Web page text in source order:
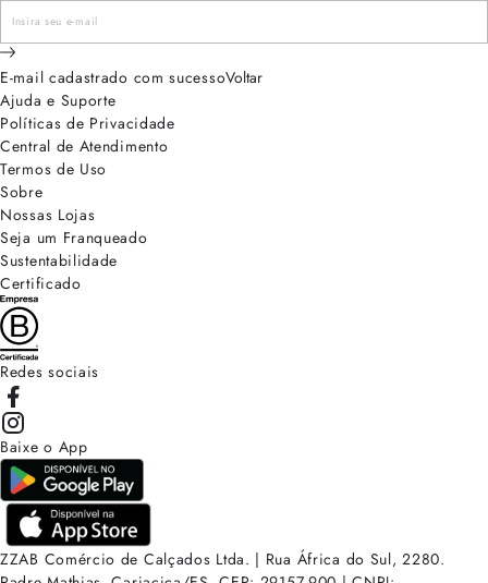
E-mail cadastrado com sucessoVoltar
Ajuda e Suporte
Políticas de Privacidade
Central de Atendimento
Termos de Uso
Sobre
Nossas Lojas
Seja um Franqueado
Sustentabilidade
Certificado
Redes sociais
Baixe o App
ZZAB Comércio de Calçados Ltda. | Rua África do Sul, 2280.